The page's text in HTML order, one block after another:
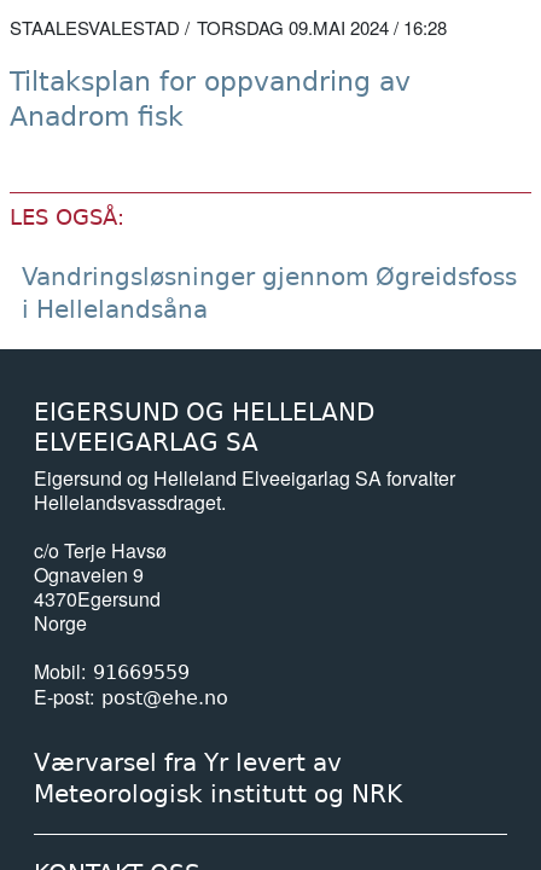
STAALESVALESTAD TORSDAG 09.MAI 2024 / 16:28
Tiltaksplan for oppvandring av
Anadrom fisk
LES OGSÅ:
Vandringsløsninger gjennom Øgreidsfoss
i Hellelandsåna
EIGERSUND OG HELLELAND
ELVEEIGARLAG SA
Eigersund og Helleland Elveeigarlag SA forvalter
Hellelandsvassdraget.
c/o Terje Havsø
Ognaveien 9
4370Egersund
Norge
Mobil
91669559
E-post post@ehe.no
Værvarsel fra Yr levert av
Meteorologisk institutt og NRK